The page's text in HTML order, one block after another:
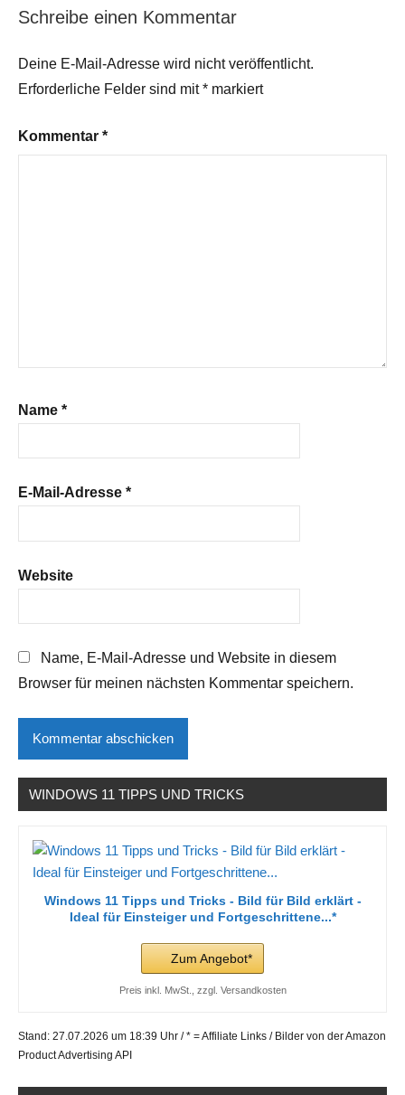
Schreibe einen Kommentar
Deine E-Mail-Adresse wird nicht veröffentlicht.
Erforderliche Felder sind mit* markiert
Kommentar *
Name *
E-Mail-Adresse *
Website
Name, E-Mail-Adresse und Website in diesem
Browser für meinen nächsten Kommentar speichern.
WINDOWS 11 TIPPS UND TRICKS
Windows 11 Tipps und Tricks - Bild für Bild erklärt -
Ideal für Einsteiger und Fortgeschrittene...*
Zum Angebot*
Preis inkl. MwSt., zzgl. Versandkosten
Stand: 27.07.2026 um 18:39 Uhr / * = Affiliate Links / Bilder von der Amazon
Product Advertising API